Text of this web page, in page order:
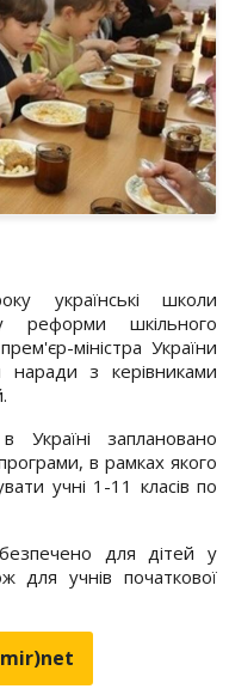
українські школи
шкільного
прем'єр-міністра України
наради з керівниками
заплановано
в рамках якого
учні 1-11 класів по
для дітей у
для учнів початкової